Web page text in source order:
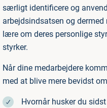
særligt identificere og
arbejdsindsatsen og
lære om deres personlige
styrker.
Når dine medarbejdere
med at blive mere bevidst
Hvornår husker du